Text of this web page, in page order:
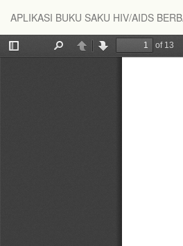
Article
Details
APLIKASI BUKU SAKU HIV/AIDS